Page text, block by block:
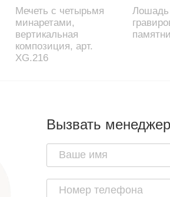
Мечеть с четырьмя
минаретами,
вертикальная
композиция, арт.
XG.216
Лошадь
Вызвать